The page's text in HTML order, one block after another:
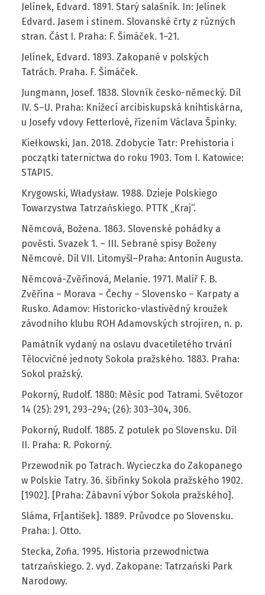
Jelínek, Edvard. 1891. Starý salašník. In: Jelínek
Edvard. Jasem i stínem. Slovanské črty z různých
stran. Část I. Praha: F. Šimáček. 1–21.
Jelínek, Edvard. 1893. Zakopané v polských
Tatrách. Praha. F. Šimáček.
Jungmann, Josef. 1838. Slovník česko-německý. Díl
IV. S–U. Praha: Knížecí arcibiskupská knihtiskárna,
u Josefy vdovy Fetterlové, řízením Václava Špinky.
Kiełkowski, Jan. 2018. Zdobycie Tatr: Prehistoria i
początki taternictwa do roku 1903. Tom I. Katowice:
STAPIS.
Krygowski, Władysław. 1988. Dzieje Polskiego
Towarzystwa Tatrzańskiego. PTTK „Kraj“.
Němcová, Božena. 1863. Slovenské pohádky a
pověsti. Svazek 1. – III. Sebrané spisy Boženy
Němcové. Díl VII. Litomyšl–Praha: Antonín Augusta.
Němcová-Zvěřinová, Melanie. 1971. Malíř F. B.
Zvěřina – Morava – Čechy – Slovensko – Karpaty a
Rusko. Adamov: Historicko-vlastivědný kroužek
závodního klubu ROH Adamovských strojíren, n. p.
Památník vydaný na oslavu dvacetiletého trvání
Tělocvičné jednoty Sokola pražského. 1883. Praha:
Sokol pražský.
Pokorný, Rudolf. 1880: Měsíc pod Tatrami. Světozor
14 (25): 291, 293–294; (26): 303–304, 306.
Pokorný, Rudolf. 1885. Z potulek po Slovensku. Díl
II. Praha: R. Pokorný.
Przewodnik po Tatrach. Wycieczka do Zakopanego
w Polskie Tatry. 36. šibřinky Sokola pražského 1902.
[1902]. [Praha: Zábavní výbor Sokola pražského].
Sláma, Fr[antišek]. 1889. Průvodce po Slovensku.
Praha: J. Otto.
Stecka, Zofia. 1995. Historia przewodnictwa
tatrzańskiego. 2. vyd. Zakopane: Tatrzański Park
Narodowy.